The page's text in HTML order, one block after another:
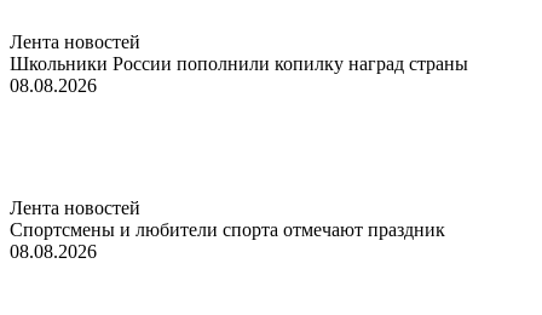
Лента новостей
Школьники России пополнили копилку наград страны
08.08.2026
Лента новостей
Спортсмены и любители спорта отмечают праздник
08.08.2026